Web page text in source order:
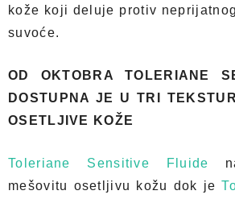
kože koji deluje protiv
suvoće.
OD OKTOBRA TOLERIANE
DOSTUPNA JE U TRI
OSETLJIVE KOŽE
Toleriane Sensitive Fluide
mešovitu osetljivu kožu dok je